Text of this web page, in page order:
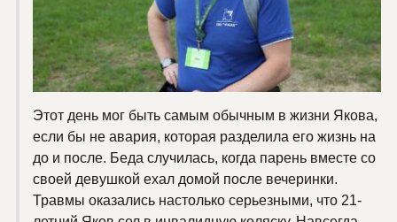
Этот день мог быть самым обычным в жизни Якова,
если бы не авария, которая разделила его жизнь на
до и после. Беда случилась, когда парень вместе со
своей девушкой ехал домой после вечеринки.
Травмы оказались настолько серьезными, что 21-